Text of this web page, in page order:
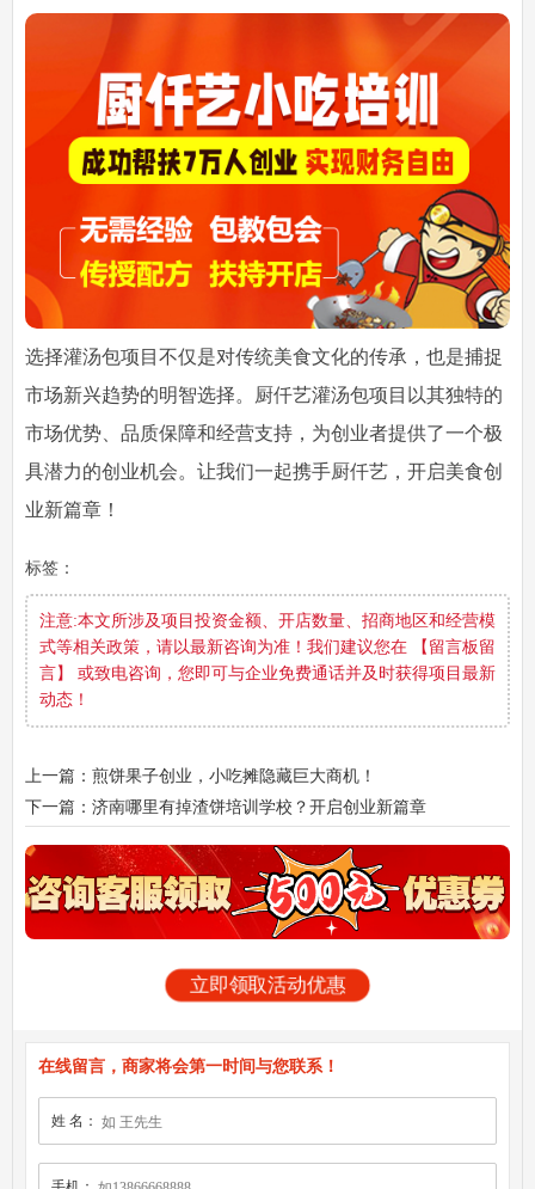
选择灌汤包项目不仅是对传统美食文化的传承，也是捕捉
市场新兴趋势的明智选择。厨仟艺灌汤包项目以其独特的
市场优势、品质保障和经营支持，为创业者提供了一个极
具潜力的创业机会。让我们一起携手厨仟艺，开启美食创
业新篇章！
标签：
注意:本文所涉及项目投资金额、开店数量、招商地区和经营模
式等相关政策，请以最新咨询为准！我们建议您在 【留言板留
言】 或致电咨询，您即可与企业免费通话并及时获得项目最新
动态！
上一篇：煎饼果子创业，小吃摊隐藏巨大商机！
下一篇：济南哪里有掉渣饼培训学校？开启创业新篇章
立即领取活动优惠
在线留言，商家将会第一时间与您联系！
姓 名：